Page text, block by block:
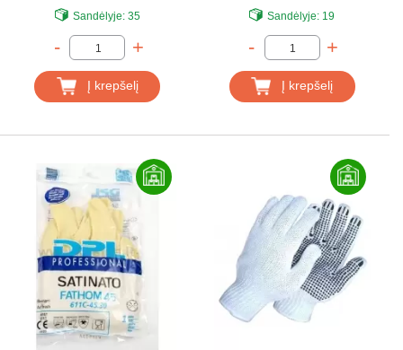
Sandėlyje:35
- +
Į krepšelį
Sandėlyje: 19
- +
Į krepšelį